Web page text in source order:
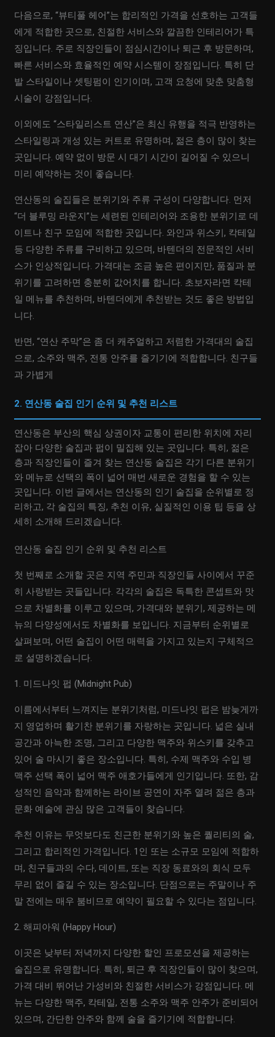
다음으로, “뷰티풀 헤어”는 합리적인 가격을 선호하는 고객들
에게 적합한 곳으로, 친절한 서비스와 깔끔한 인테리어가 특
징입니다. 주로 직장인들이 점심시간이나 퇴근 후 방문하며,
빠른 서비스와 효율적인 예약 시스템이 장점입니다. 특히 단
발 스타일이나 셋팅펌이 인기이며, 고객 요청에 맞춘 맞춤형
시술이 강점입니다.
이외에도 “스타일리스트 연산”은 최신 유행을 적극 반영하는
스타일링과 개성 있는 커트로 유명하며, 젊은 층이 많이 찾는
곳입니다. 예약 없이 방문 시 대기 시간이 길어질 수 있으니
미리 예약하는 것이 좋습니다.
연산동의 술집들은 분위기와 주류 구성이 다양합니다. 먼저
“더 블루밍 라운지”는 세련된 인테리어와 조용한 분위기로 데
이트나 친구 모임에 적합한 곳입니다. 와인과 위스키, 칵테일
등 다양한 주류를 구비하고 있으며, 바텐더의 전문적인 서비
스가 인상적입니다. 가격대는 조금 높은 편이지만, 품질과 분
위기를 고려하면 충분히 값어치를 합니다. 초보자라면 칵테
일 메뉴를 추천하며, 바텐더에게 추천받는 것도 좋은 방법입
니다.
반면, “연산 주막”은 좀 더 캐주얼하고 저렴한 가격대의 술집
으로, 소주와 맥주, 전통 안주를 즐기기에 적합합니다. 친구들
과 가볍게
2. 연산동 술집 인기 순위 및 추천 리스트
연산동은 부산의 핵심 상권이자 교통이 편리한 위치에 자리
잡아 다양한 술집과 펍이 밀집해 있는 곳입니다. 특히, 젊은
층과 직장인들이 즐겨 찾는 연산동 술집은 각기 다른 분위기
와 메뉴로 선택의 폭이 넓어 매번 새로운 경험을 할 수 있는
곳입니다. 이번 글에서는 연산동의 인기 술집을 순위별로 정
리하고, 각 술집의 특징, 추천 이유, 실질적인 이용 팁 등을 상
세히 소개해 드리겠습니다.
연산동 술집 인기 순위 및 추천 리스트
첫 번째로 소개할 곳은 지역 주민과 직장인들 사이에서 꾸준
히 사랑받는 곳들입니다. 각각의 술집은 독특한 콘셉트와 맛
으로 차별화를 이루고 있으며, 가격대와 분위기, 제공하는 메
뉴의 다양성에서도 차별화를 보입니다. 지금부터 순위별로
살펴보며, 어떤 술집이 어떤 매력을 가지고 있는지 구체적으
로 설명하겠습니다.
1. 미드나잇 펍 (Midnight Pub)
이름에서부터 느껴지는 분위기처럼, 미드나잇 펍은 밤늦게까
지 영업하며 활기찬 분위기를 자랑하는 곳입니다. 넓은 실내
공간과 아늑한 조명, 그리고 다양한 맥주와 위스키를 갖추고
있어 술 마시기 좋은 장소입니다. 특히, 수제 맥주와 수입 병
맥주 선택 폭이 넓어 맥주 애호가들에게 인기입니다. 또한, 감
성적인 음악과 함께하는 라이브 공연이 자주 열려 젊은 층과
문화 예술에 관심 많은 고객들이 찾습니다.
추천 이유는 무엇보다도 친근한 분위기와 높은 퀄리티의 술,
그리고 합리적인 가격입니다. 1인 또는 소규모 모임에 적합하
며, 친구들과의 수다, 데이트, 또는 직장 동료와의 회식 모두
무리 없이 즐길 수 있는 장소입니다. 단점으로는 주말이나 주
말 전에는 매우 붐비므로 예약이 필요할 수 있다는 점입니다.
2. 해피아워 (Happy Hour)
이곳은 낮부터 저녁까지 다양한 할인 프로모션을 제공하는
술집으로 유명합니다. 특히, 퇴근 후 직장인들이 많이 찾으며,
가격 대비 뛰어난 가성비와 친절한 서비스가 강점입니다. 메
뉴는 다양한 맥주, 칵테일, 전통 소주와 맥주 안주가 준비되어
있으며, 간단한 안주와 함께 술을 즐기기에 적합합니다.